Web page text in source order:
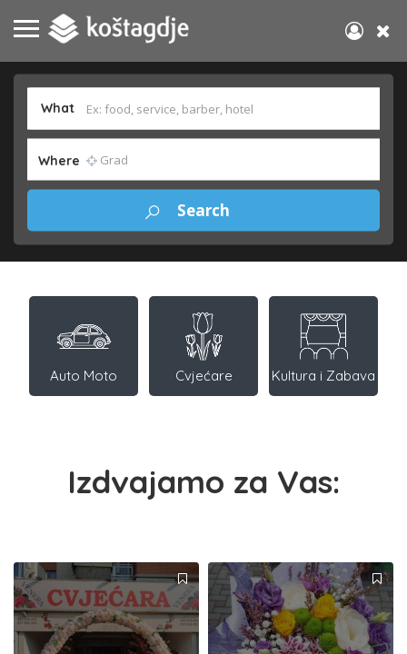
What
Where
Auto Moto Cvjećare Kultura i Zabava
Izdvajamo za Vas: